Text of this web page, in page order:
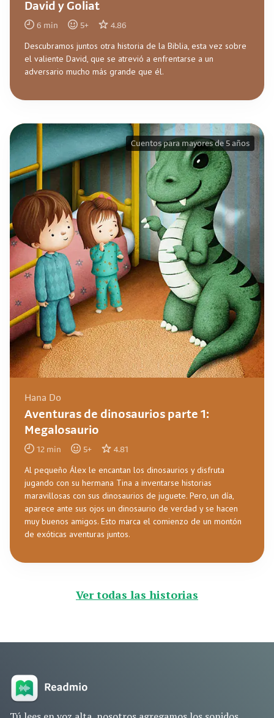
David y Goliat
6 min 5+ 4.86
Descubramos juntos otra historia de la Biblia, esta vez sobre
el valiente David, que se atrevió a enfrentarse a un
adversario mucho más grande que él.
Hana Do
Aventuras de dinosaurios parte 1:
Megalosaurio
12 min 5+ 4.81
Al pequeño Álex le encantan los dinosaurios y disfruta
jugando con su hermana Tina a inventarse historias
maravillosas con sus dinosaurios de juguete. Pero, un día,
aparece ante sus ojos un dinosaurio de verdad y se hacen
muy buenos amigos. Esto marca el comienzo de un montón
de exóticas aventuras juntos.
Cuentos para mayores de 5 años
Ver todas las historias